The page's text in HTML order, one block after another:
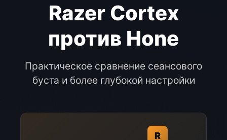
Razer Cortex
против Hone
Практическое сравнение сеансового
буста и более глубокой настройки
R